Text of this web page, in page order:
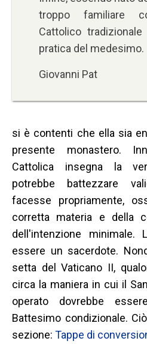
troppo familiare
Cattolico
pratica del medesimo.
Giovanni Pat
si è contenti che ella sia
presente monastero.
Cattolica insegna la
potrebbe battezzare
facesse propriamente,
corretta materia e della
dell'intenzione minimale.
essere un sacerdote.
setta del Vaticano II,
circa la maniera in cui il
operato dovrebbe
Battesimo condizionale.
sezione: Tappe di